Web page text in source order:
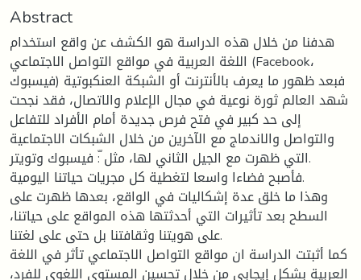
Abstract
هدفنا من خلال هذه الدراسة هو الكشف عن واقع استخدام
اللغة العربية في مواقع التواصل الاجتماعي (Facebook،
فيسبوك) فبعد ظهور ما يعرف بالأنترنت أو الشبكة العنكبوتية
شهد العالم ثورة نوعية في مجال الإعلام والاتصال، فقد نجحت
إلى حد كبير في فتح فرص جديدة أمام الأفراد للتفاعل
والتواصل والاندماج مع الآخرين من خلال الشبكات الاجتماعية
التي ظهرت مع الجيل الثاني لها، مثل ّ: فيسبوك وتويتر.
فأصبح فضاءا واسعا لتغطية كل مجريات حياتنا اليومية.
وهذا ما خلق عدة إشكاليات في الواقع، بعدها ظهرت على
السطح بعد تأثيرات التي أحدثتها هذه المواقع على حياتنا،
على هويتنا وثقافتنا بل حتى على لغتنا.
كما أثبتت الدراسة ان مواقع التواصل الاجتماعي تأثر في اللغة
العربية بشكل إيجابي من خلال تحسين المستوى اللغوي للفرد،